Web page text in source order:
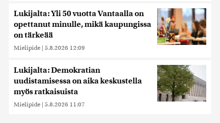
Lukijalta: Yli 50 vuotta Vantaalla on
opettanut minulle, mikä kaupungissa
on tärkeää
Mielipide | 5.8.2026 12:09
Lukijalta: Demokratian
uudistamisessa on aika keskustella
myös ratkaisuista
Mielipide | 5.8.2026 11:07